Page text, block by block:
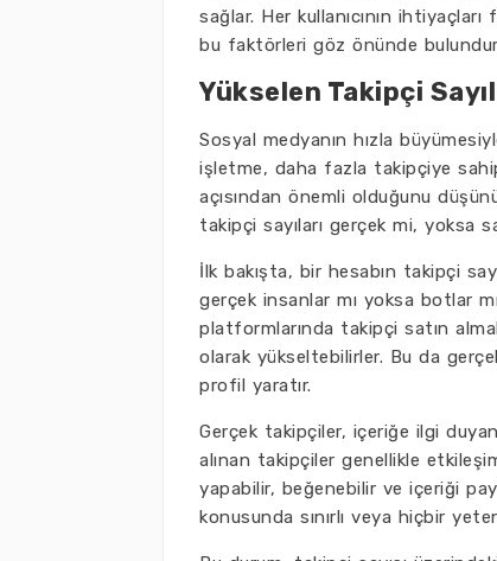
sağlar. Her kullanıcının
bu faktörleri göz önünde
Yükselen Takipçi
Sosyal medyanın hızla
işletme, daha fazla takipçiye
açısından önemli olduğunu
takipçi sayıları gerçek mi, yoksa
İlk bakışta, bir hesabın takipçi
gerçek insanlar mı yoksa botlar
platformlarında takipçi satın
olarak yükseltebilirler. Bu da
profil yaratır.
Gerçek takipçiler, içeriğe ilgi
alınan takipçiler genellikle
yapabilir, beğenebilir ve içeriği
konusunda sınırlı veya hiçbir